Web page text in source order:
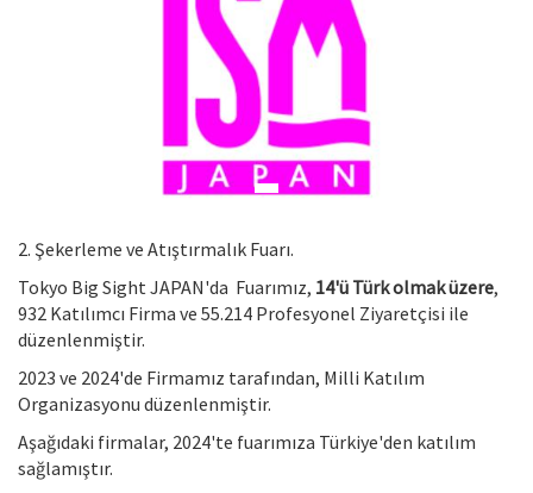
2. Şekerleme ve Atıştırmalık Fuarı.
Tokyo Big Sight JAPAN'da Fuarımız, 14'ü Türk olmak üzere,
932 Katılımcı Firma ve 55.214 Profesyonel Ziyaretçisi ile
düzenlenmiştir.
2023 ve 2024'de Firmamız tarafından, Milli Katılım
Organizasyonu düzenlenmiştir.
Aşağıdaki firmalar, 2024'te fuarımıza Türkiye'den katılım
sağlamıştır.